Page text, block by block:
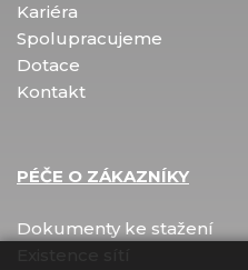
Kariéra
Spolupracujeme
Dotace
Kontakt
PÉČE O ZÁKAZNÍKY
Dokumenty ke stažení